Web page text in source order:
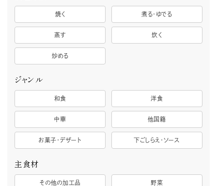
焼く 煮る・ゆでる
蒸す 炊く
炒める
ジャンル
和食 洋食
中華 他国籍
お菓子・デザート 下ごしらえ・ソース
主食材
その他の加工品 野菜